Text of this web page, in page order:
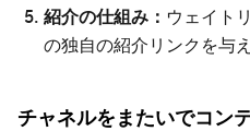
紹介の仕組み： ウェイト
の独自の紹介リンクを与
チャネルをまたいでコン